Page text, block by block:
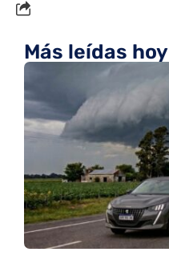
Más leídas hoy